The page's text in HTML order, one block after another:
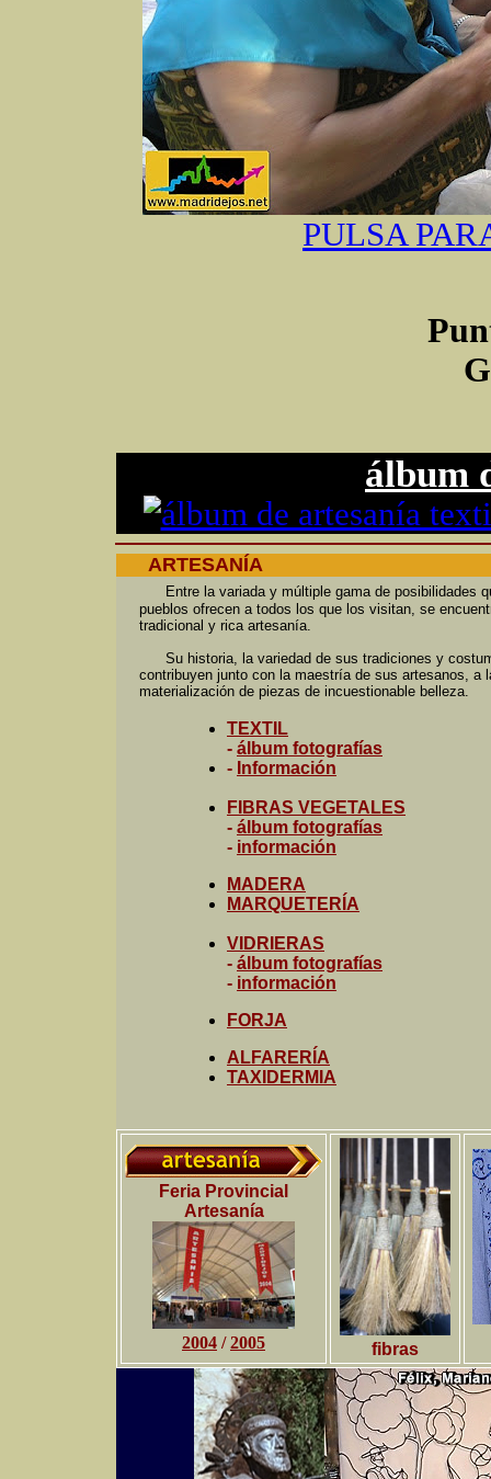
PULSA
álbum
ARTESANÍA
Entre la variada y múltiple gama de posibilidades
pueblos ofrecen a todos los que los visitan, se
tradicional y rica artesanía.
Su historia, la variedad de sus tradiciones y
contribuyen junto con la maestría de sus artesanos, a
materialización de piezas de incuestionable belleza.
TEXTIL
- álbum fotografías
- Información
FIBRAS VEGETALES
- álbum fotografías
- información
MADERA
MARQUETERÍA
VIDRIERAS
- álbum fotografías
- información
FORJA
ALFARERÍA
TAXIDERMIA
Feria Provincial
Artesanía
2004 /2005 fibras